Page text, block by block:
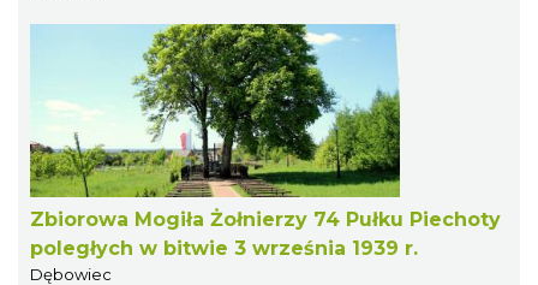
Zbiorowa Mogiła Żołnierzy 74 Pułku Piechoty
poległych w bitwie 3 września 1939 r.
Dębowiec